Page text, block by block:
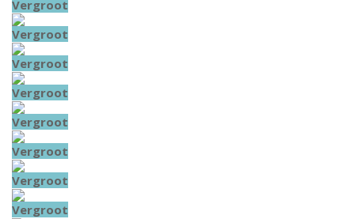
Vergroot
Vergroot
Vergroot
Vergroot
Vergroot
Vergroot
Vergroot
Vergroot